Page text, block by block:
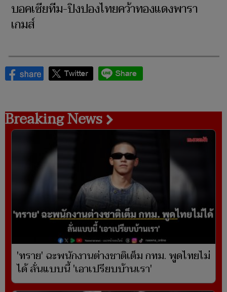
บอคเซียทีม-ปิงปองไทยคว้าทองแดงพารา
เกมส์
Breaking News
'ทราย' ฉะพนักงานต่างชาติเต็ม กทม. พูดไทยไม่
ได้ ลั่นแบบนี้ 'เอาเปรียบบ้านเรา'